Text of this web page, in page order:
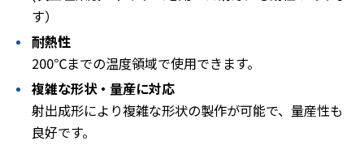
す）
耐熱性
200℃までの温度領域で使用できます。
複雑な形状・量産に対応
射出成形により複雑な形状の製作が可能で、量産性も
良好です。